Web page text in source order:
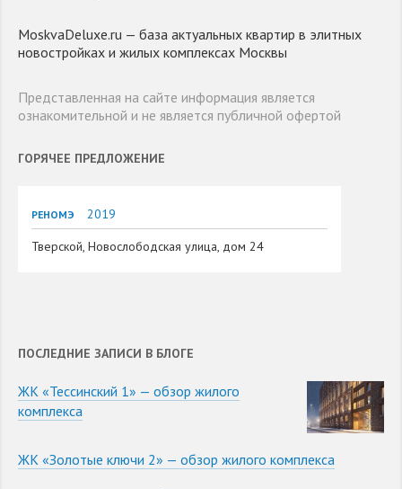
MoskvaDeluxe.ru — база актуальных квартир в элитных
новостройках и жилых комплексах Москвы
Представленная на сайте информация является
ознакомительной и не является публичной офертой
ГОРЯЧЕЕ ПРЕДЛОЖЕНИЕ
РЕНОМЭ
2019
Тверской, Новослободская улица, дом 24
ПОСЛЕДНИЕ ЗАПИСИ В БЛОГЕ
ЖК «Тессинский 1» — обзор жилого
комплекса
ЖК «Золотые ключи 2» — обзор жилого комплекса